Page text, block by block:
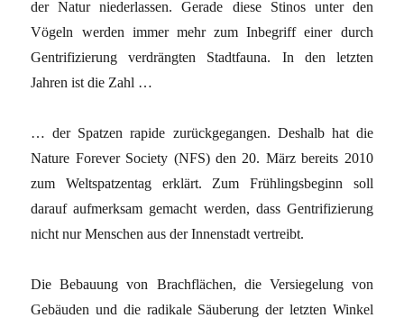
der Natur niederlassen. Gerade diese Stinos unter den
Vögeln werden immer mehr zum Inbegriff einer durch
Gentrifizierung verdrängten Stadtfauna. In den letzten
Jahren ist die Zahl …
… der Spatzen rapide zurückgegangen. Deshalb hat die
Nature Forever Society (NFS) den 20. März bereits 2010
zum Weltspatzentag erklärt. Zum Frühlingsbeginn soll
darauf aufmerksam gemacht werden, dass Gentrifizierung
nicht nur Menschen aus der Innenstadt vertreibt.
Die Bebauung von Brachflächen, die Versiegelung von
Gebäuden und die radikale Säuberung der letzten Winkel